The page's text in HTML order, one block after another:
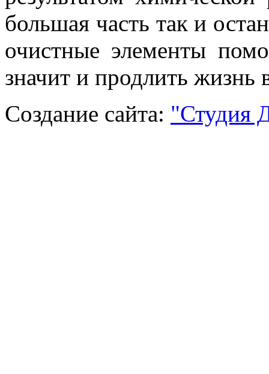
большая часть так и
очистные элементы
значит и продлить
Создание сайта: "Студия